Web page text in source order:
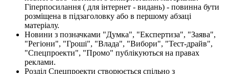
Гіперпосилання ( для інтернет - видань) - повинна бути
розміщена в підзаголовку або в першому абзаці
матеріалу.
Новини з позначками "Думка", "Експертиза", "Заява",
"Регіони", "Гроші", "Влада", "Вибори", "Тест-драйв",
"Спецпроекти", "Промо" публікуються на правах
реклами.
Розділ Спецпроекти створюється спільно з